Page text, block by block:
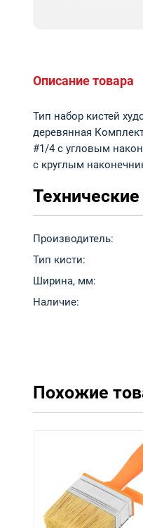
Описание товара
Тип набор кистей
деревянная
#1/4 с угловым
с круглым
Производитель:
Тип кисти:
Ширина, мм:
Наличие:
Похожие